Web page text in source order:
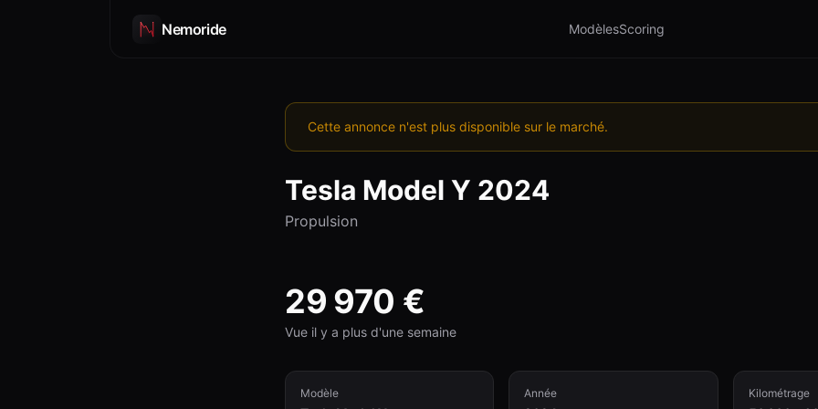
Nemoride ModèlesScoring
Cette annonce n'est plus disponible sur le marché.
Tesla Model Y 2024
Propulsion
29 970 €
Vue il y a plus d'une semaine
Modèle Année Kilométrage